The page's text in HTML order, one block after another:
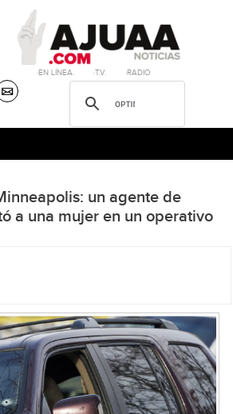
·EN LÍNEA. ·T.V. ·RADIO
un agente de
a una mujer en un operativo